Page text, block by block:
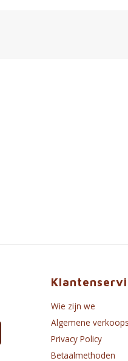
Wie zijn we
Algemene
Privacy Policy
Betaalmethoden